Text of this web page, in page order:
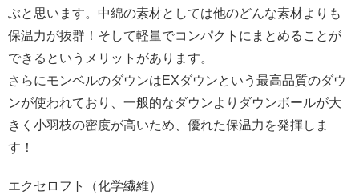
ぶと思います。中綿の素材としては他のどんな素材よりも
保温力が抜群！そして軽量でコンパクトにまとめることが
できるというメリットがあります。
さらにモンベルのダウンはEXダウンという最高品質のダウ
ンが使われており、一般的なダウンよりダウンボールが大
きく小羽枝の密度が高いため、優れた保温力を発揮しま
す！
エクセロフト（化学繊維）